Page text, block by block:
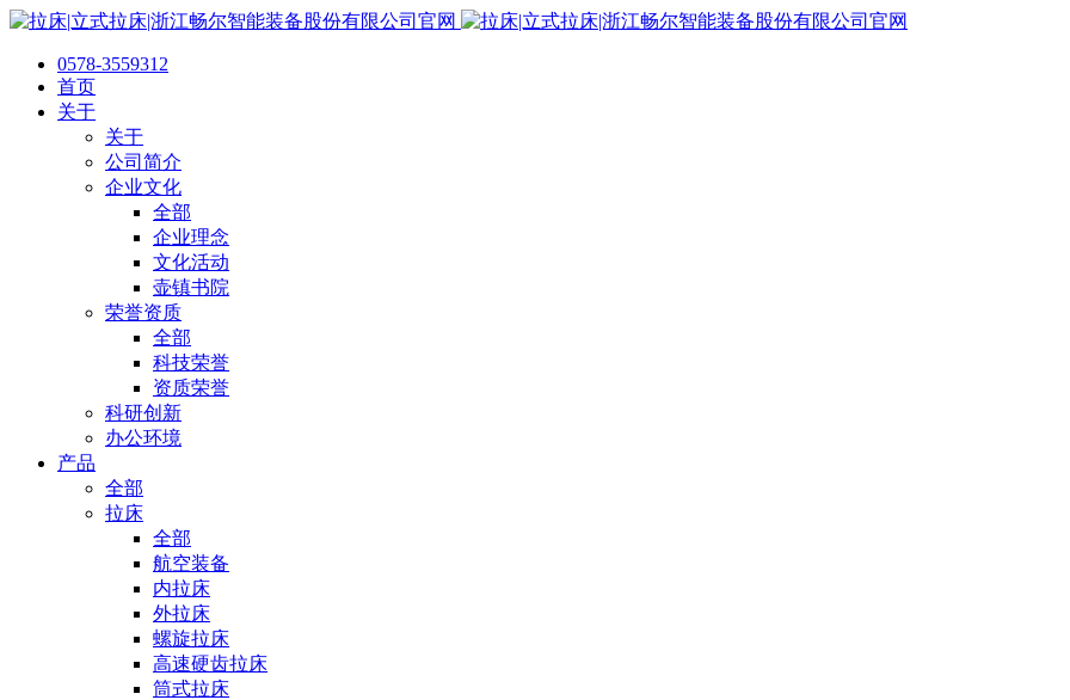
0578-3559312
首页
关于
关于
公司简介
企业文化
全部
企业理念
文化活动
壶镇书院
荣誉资质
全部
科技荣誉
资质荣誉
科研创新
办公环境
产品
全部
拉床
全部
航空装备
内拉床
外拉床
螺旋拉床
高速硬齿拉床
筒式拉床